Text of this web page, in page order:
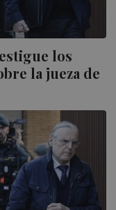
los
la jueza de